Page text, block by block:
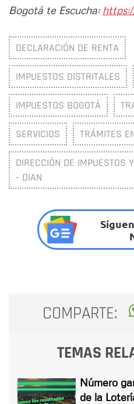
Bogotá te Escucha:
DECLARACIÓN DE RENTA
IMPUESTOS DISTRITALES
IMPUESTOS BOGOTÁ
SERVICIOS TRÁMITES
DIRECCIÓN DE IMPUESTOS
- DIAN
COMPARTE:
TEMAS
Número
de la